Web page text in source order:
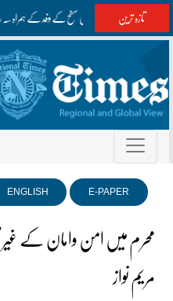
تازہ ترین وزیراعظم اعلیٰ سطح کے وفد کے
E-PAPER
ENGLISH
محرم میں امن وامان کے
مریم نواز